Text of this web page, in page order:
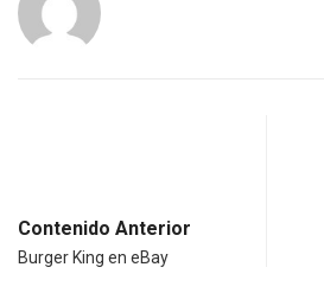
Contenido Anterior
Burger King en eBay